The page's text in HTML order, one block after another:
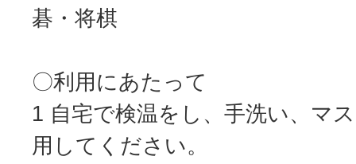
碁・将棋
〇利用にあたって
1 自宅で検温をし、手洗い、マ
用してください。